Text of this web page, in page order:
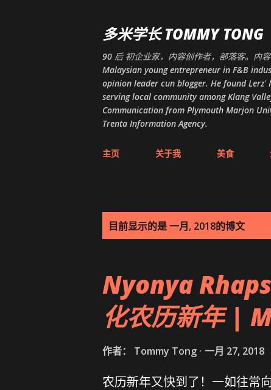
多米学长 TOMMY TONG
90 后 初企业家，内容创作者，部落客。内
Malaysian young entrepreneur in F&B
opinion leader cun blogger. He found
serving local community among Klang
Communication from Plymouth Marjon
Trenta Information Agency.
主页 关于我 美食
目前显示的是 一月, 2018的博文
Nyonya
化农历新年 |
作者： Tommy Tong 一月 27, 2018
农历新年又快到了！一如往常